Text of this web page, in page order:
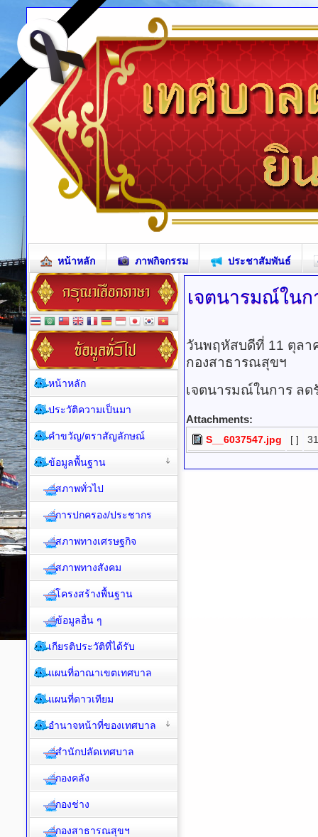
หน้าหลัก ภาพกิจกรรม ประชาสัมพันธ์
เจตนารมณ์ในก
วันพฤหัสบดีที่ 11 ตุลา
กองสาธารณสุขฯ
เจตนารมณ์ในการ ลด
Attachments:
S__6037547.jpg [ ]
หน้าหลัก
ประวัติความเป็นมา
คำขวัญ/ตราสัญลักษณ์
ข้อมูลพื้นฐาน
สภาพทั่วไป
การปกครอง/ประชากร
สภาพทางเศรษฐกิจ
สภาพทางสังคม
โครงสร้างพื้นฐาน
ข้อมูลอื่น ๆ
เกียรติประวัติที่ได้รับ
แผนที่อาณาเขตเทศบาล
แผนที่ดาวเทียม
อำนาจหน้าที่ของเทศบาล
สำนักปลัดเทศบาล
กองคลัง
กองช่าง
กองสาธารณสุขฯ